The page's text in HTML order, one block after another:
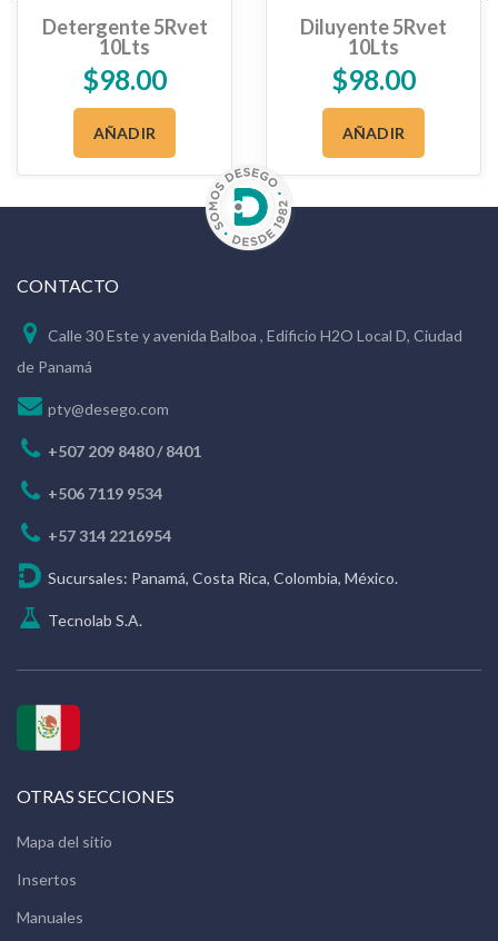
Detergente 5Rvet
10Lts
$98.00
AÑADIR
Diluyente 5Rvet
10Lts
$98.00
AÑADIR
CONTACTO
Calle 30 Este y avenida Balboa , Edificio H2O Local D, Ciudad
de Panamá
pty@desego.com
+507 209 8480 / 8401
+506 7119 9534
+57 314 2216954
Sucursales: Panamá, Costa Rica, Colombia, México.
Tecnolab S.A.
OTRAS SECCIONES
Mapa del sitio
Insertos
Manuales